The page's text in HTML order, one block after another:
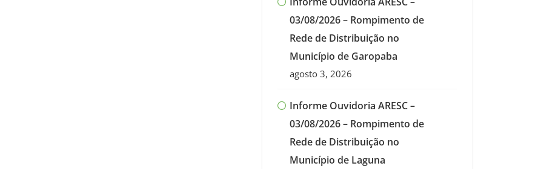
03/08/2026 – Rompimento de
Rede de Distribuição no
Município de Garopaba
agosto 3, 2026
Informe Ouvidoria ARESC –
03/08/2026 – Rompimento de
Rede de Distribuição no
Município de Laguna